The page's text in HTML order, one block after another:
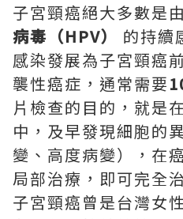
子宮頸癌絕大多數是由
病毒（HPV）
的持續
感染發展為子宮頸癌
襲性癌症，通常需要
片檢查的目的，就是
中，及早發現細胞的
變、高度病變），在
局部治療，即可完全
子宮頸癌曾是台灣女